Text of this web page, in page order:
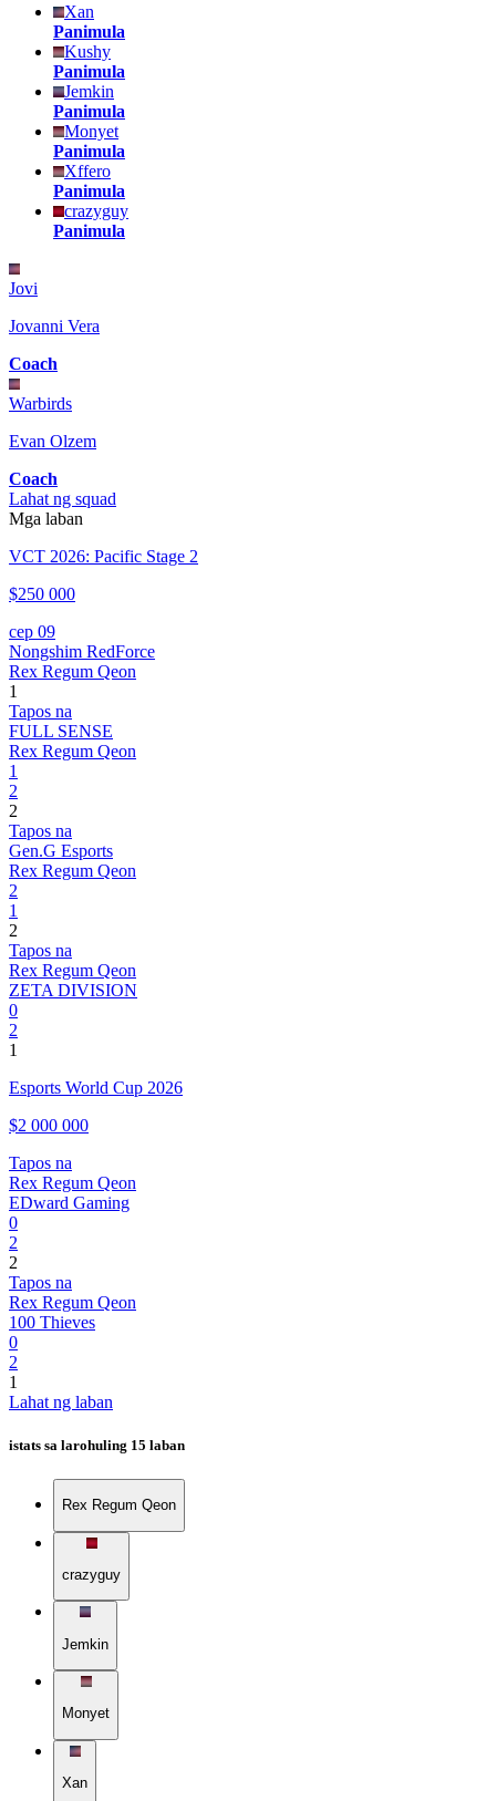
Xan
Panimula
Kushy
Panimula
Jemkin
Panimula
Monyet
Panimula
Xffero
Panimula
crazyguy
Panimula
Jovi
Jovanni Vera
Coach
Warbirds
Evan Olzem
Coach
Lahat ng squad
Mga laban
VCT 2026: Pacific Stage 2
$250 000
сер 09
Nongshim RedForce
Rex Regum Qeon
1
Tapos na
FULL SENSE
Rex Regum Qeon
1
2
2
Tapos na
Gen.G Esports
Rex Regum Qeon
2
1
2
Tapos na
Rex Regum Qeon
ZETA DIVISION
0
2
1
Esports World Cup 2026
$2 000 000
Tapos na
Rex Regum Qeon
EDward Gaming
0
2
2
Tapos na
Rex Regum Qeon
100 Thieves
0
2
1
Lahat ng laban
istats sa larohuling 15 laban
Rex Regum Qeon
crazyguy
Jemkin
Monyet
Xan